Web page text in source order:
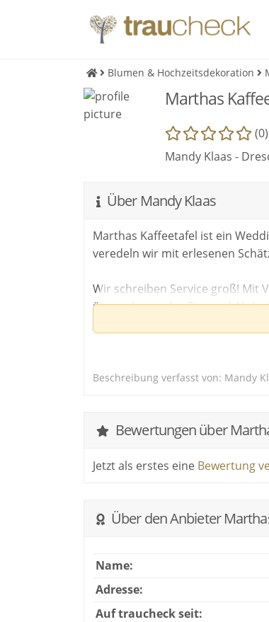
Blumen & Hochzeitsdekoration
Marthas
Mandy Klaas -
Über Mandy Klaas
Marthas Kaffeetafel ist ein
veredeln wir mit erlesenen
Wir schreiben Service groß! Mit
übernehmen das Ein- und
Beschreibung verfasst von: Mandy
Bewertungen über
Jetzt als erstes eine Bewertung
Über den Anbieter
Name:
Adresse:
Auf traucheck seit: